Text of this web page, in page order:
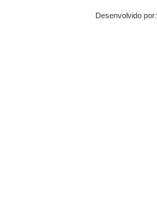
Desenvolvido por: